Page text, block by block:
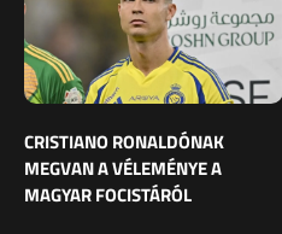
CRISTIANO RONALDÓNAK
MEGVAN A VÉLEMÉNYE A
MAGYAR FOCISTÁRÓL